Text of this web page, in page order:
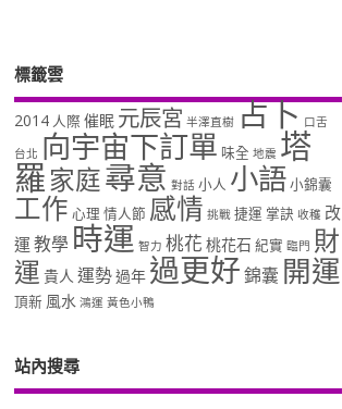
標籤雲
2014 人際 催眠 元辰宮 半澤直樹 占卜 口舌
台北 向宇宙下訂單 味全 地震 塔
羅家庭尋意 對話 小人 小語 小錦囊
工作 心理 情人節 感情 挑戰 捷運 掌訣 收穫 改
運 教學 時運 智力 桃花 桃花石 紀實 臨門 財
運 貴人 運勢過年 過更好錦囊 開運
頂新 風水 鴻運 黃色小鴨
站內搜尋